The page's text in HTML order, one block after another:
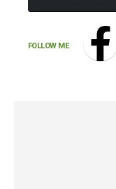
FOLLOW ME